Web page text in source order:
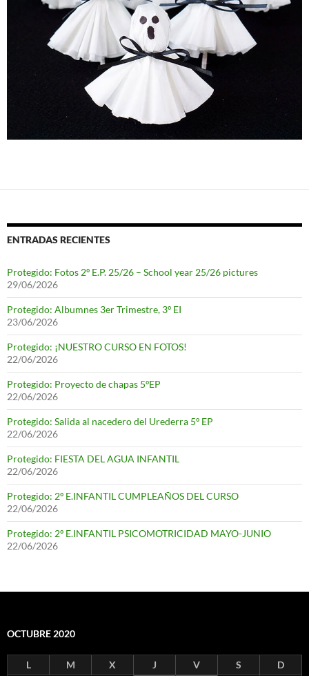
ENTRADAS RECIENTES
Protegido: Fotos 2º E.P. 25/26 – School year 25/26 pictures
29/06/2026
Protegido: Albumnes 3er Trimestre, 3º EI
23/06/2026
Protegido: ¡NUESTRO CURSO EN FOTOS!
22/06/2026
Protegido: Proyecto de chapas 5ºEP
22/06/2026
Protegido: Salida al nacedero del Urederra 5º EP
22/06/2026
Protegido: FIESTA DEL AGUA INFANTIL
22/06/2026
Protegido: 2º E.INFANTIL CUMPLEAÑOS DEL CURSO
22/06/2026
Protegido: 2º E.INFANTIL PSICOMOTRICIDAD MAYO-JUNIO
22/06/2026
OCTUBRE 2020
L M X J V S
D